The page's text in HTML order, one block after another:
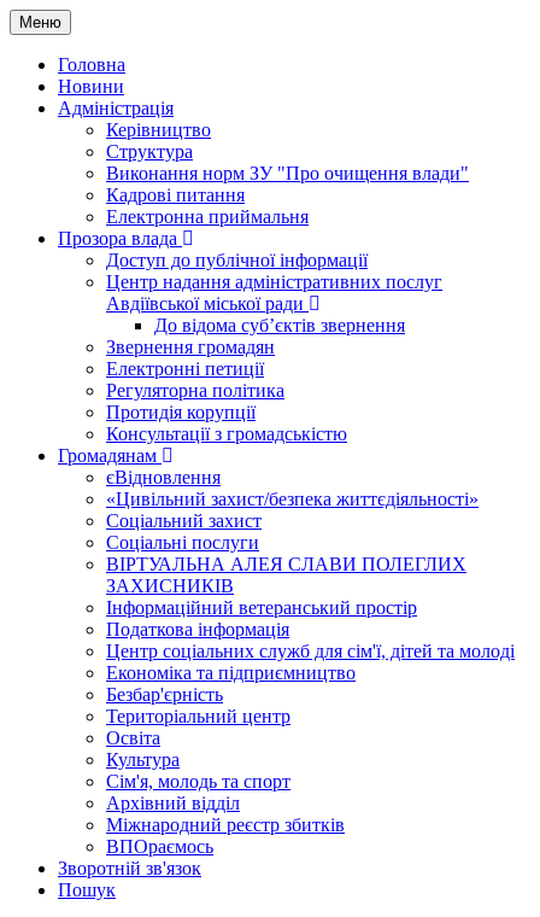
Меню
Головна
Новини
Адміністрація
Керівництво
Структура
Виконання норм ЗУ "Про очищення влади"
Кадрові питання
Електронна приймальня
Прозора влада
Доступ до публічної інформації
Центр надання адміністративних послуг
Авдіївської міської ради
До відома суб’єктів звернення
Звернення громадян
Електронні петиції
Регуляторна політика
Протидія корупції
Консультації з громадськістю
Громадянам
єВідновлення
«Цивільний захист/безпека життєдіяльності»
Соціальний захист
Соціальні послуги
ВІРТУАЛЬНА АЛЕЯ СЛАВИ ПОЛЕГЛИХ
ЗАХИСНИКІВ
Інформаційний ветеранський простір
Податкова інформація
Центр соціальних служб для сім'ї, дітей та молоді
Економіка та підприємництво
Безбар'єрність
Територіальний центр
Освіта
Культура
Сім'я, молодь та спорт
Архівний відділ
Міжнародний реєстр збитків
ВПОраємось
Зворотній зв'язок
Пошук